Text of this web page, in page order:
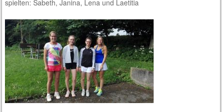
spielten: Sabeth, Janina, Lena und Laetitia